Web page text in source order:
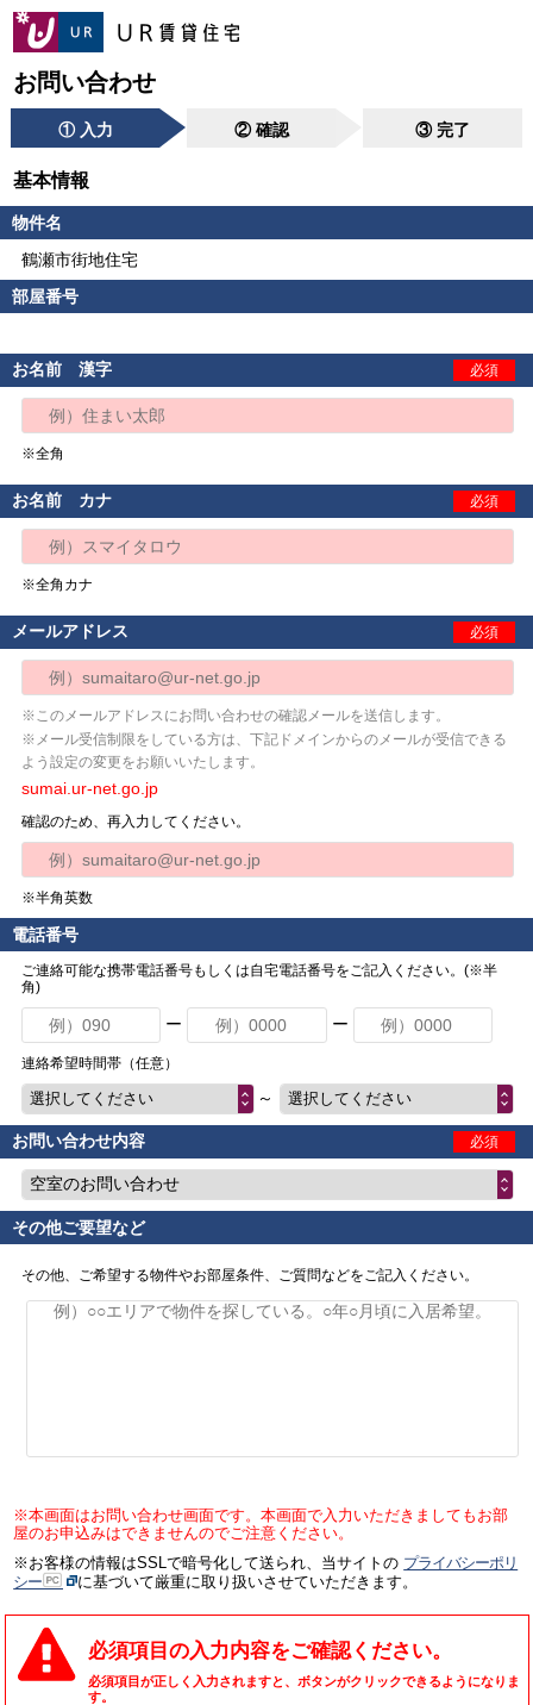
お問い合わせ
① 入力 ② 確認 ③ 完了
基本情報
物件名
鶴瀬市街地住宅
部屋番号
お名前 漢字 必須
※全角
お名前 カナ 必須
※全角カナ
メールアドレス 必須
※このメールアドレスにお問い合わせの確認メールを送信します。
※メール受信制限をしている方は、下記ドメインからのメールが受信できる
よう設定の変更をお願いいたします。
sumai.ur-net.go.jp
確認のため、再入力してください。
※半角英数
電話番号
ご連絡可能な携帯電話番号もしくは自宅電話番号をご記入ください。(※半
角)
ー ー
連絡希望時間帯（任意）
選択してください ～ 選択してください
お問い合わせ内容 必須
空室のお問い合わせ
その他ご要望など
その他、ご希望する物件やお部屋条件、ご質問などをご記入ください。
※本画面はお問い合わせ画面です。本画面で入力いただきましてもお部
屋のお申込みはできませんのでご注意ください。
※お客様の情報はSSLで暗号化して送られ、当サイトの プライバシーポリ
シー
に基づいて厳重に取り扱いさせていただきます。
必須項目の入力内容をご確認ください。
必須項目が正しく入力されますと、ボタンがクリックできるようになりま
す。